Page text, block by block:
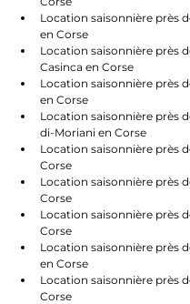
Location saisonnière près
en Corse
Location saisonnière près
Casinca en Corse
Location saisonnière près
en Corse
Location saisonnière près
di-Moriani en Corse
Location saisonnière près
Corse
Location saisonnière près
Corse
Location saisonnière près
Corse
Location saisonnière près
en Corse
Location saisonnière près
Corse